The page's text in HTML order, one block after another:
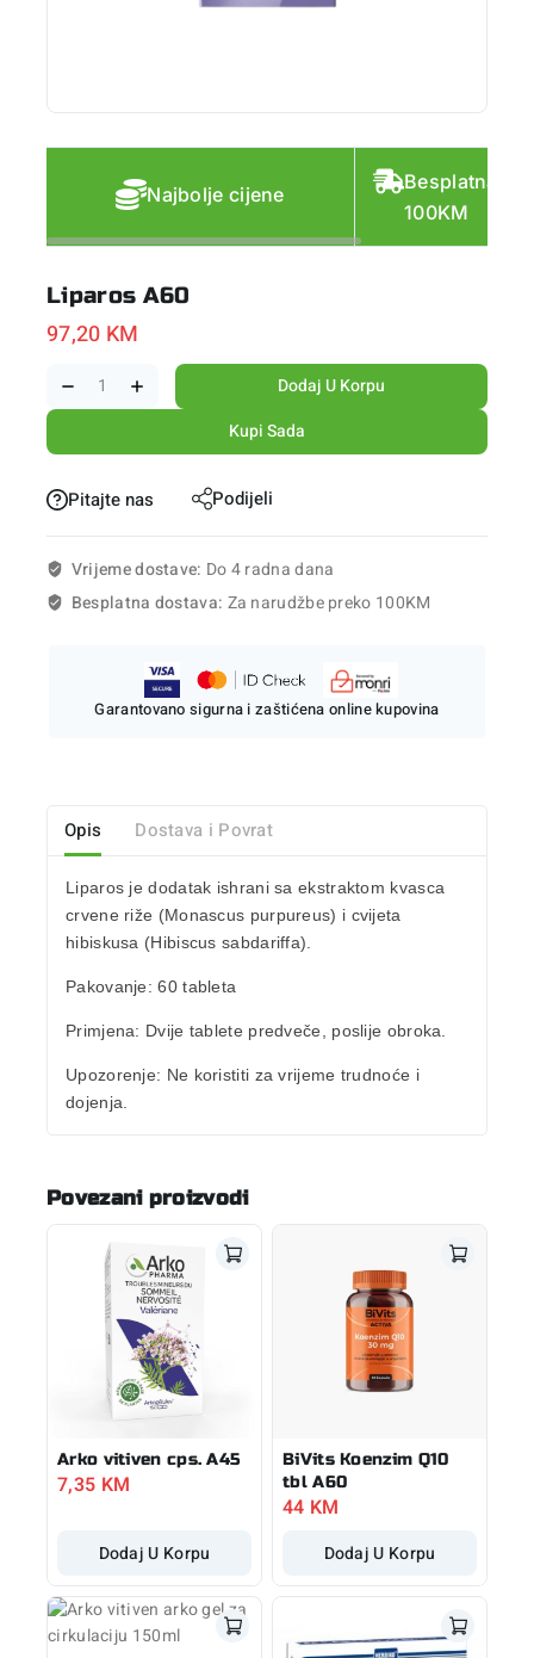
Najbolje cijene
Besplatna
100KM
Liparos A60
97,20 KM
Dodaj U Korpu
Kupi Sada
Pitajte nas Podijeli
Vrijeme dostave: Do 4 radna dana
Besplatna dostava: Za narudžbe preko 100KM
Garantovano sigurna i zaštićena online kupovina
Opis Dostava i Povrat
Liparos je dodatak ishrani sa ekstraktom kvasca
crvene riže (Monascus purpureus) i cvijeta
hibiskusa (Hibiscus sabdariffa).
Pakovanje:60 tableta
Primjena: Dvije tablete predveče, poslije obroka.
Upozorenje: Ne koristiti za vrijeme trudnoće i
dojenja.
Povezani proizvodi
Arko vitiven cps. A45
7,35 KM
Dodaj U Korpu
BiVits Koenzim Q10
tbl A60
44 KM
Dodaj U Korpu